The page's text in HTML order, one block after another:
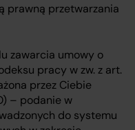
prawną przetwarzania
zawarcia umowy o
pracy w zw. z art.
przez Ciebie
– podanie w
do systemu